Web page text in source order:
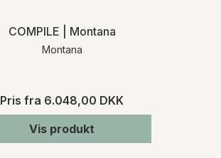
COMPILE | Montana
Montana
Pris fra 6.048,00 DKK
Vis produkt